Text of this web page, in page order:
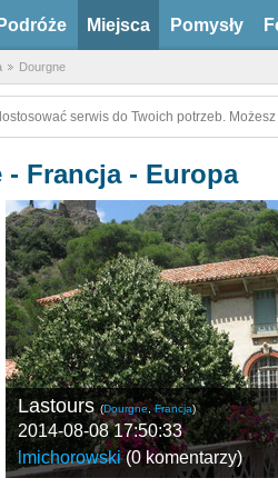
Podróże Miejsca Pomysły
Dourgne
serwis do Twoich potrzeb.
Francja - Europa
Lastours (Dourgne,Francja)
2014-08-08 17:50:33
lmichorowski(0 komentarzy)